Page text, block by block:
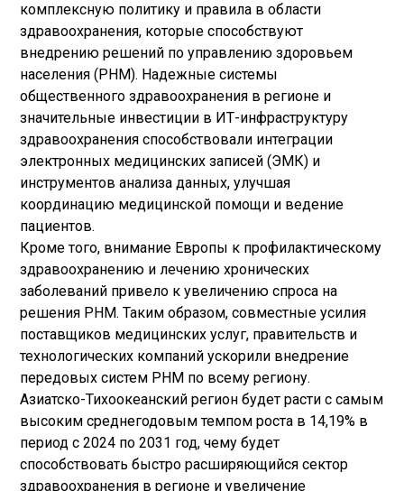
комплексную политику и правила в области
здравоохранения, которые способствуют
внедрению решений по управлению здоровьем
населения (PHM). Надежные системы
общественного здравоохранения в регионе и
значительные инвестиции в ИТ-инфраструктуру
здравоохранения способствовали интеграции
электронных медицинских записей (ЭМК) и
инструментов анализа данных, улучшая
координацию медицинской помощи и ведение
пациентов.
Кроме того, внимание Европы к профилактическому
здравоохранению и лечению хронических
заболеваний привело к увеличению спроса на
решения PHM. Таким образом, совместные усилия
поставщиков медицинских услуг, правительств и
технологических компаний ускорили внедрение
передовых систем PHM по всему региону.
Азиатско-Тихоокеанский регион будет расти с самым
высоким среднегодовым темпом роста в 14,19% в
период с 2024 по 2031 год, чему будет
способствовать быстро расширяющийся сектор
здравоохранения в регионе и увеличение